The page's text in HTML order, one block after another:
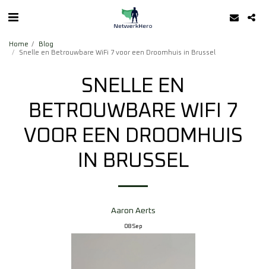
Home
Blog
Snelle en Betrouwbare WiFi 7 voor een Droomhuis in Brussel
SNELLE EN
BETROUWBARE WIFI 7
VOOR EEN DROOMHUIS
IN BRUSSEL
Aaron Aerts
08 Sep